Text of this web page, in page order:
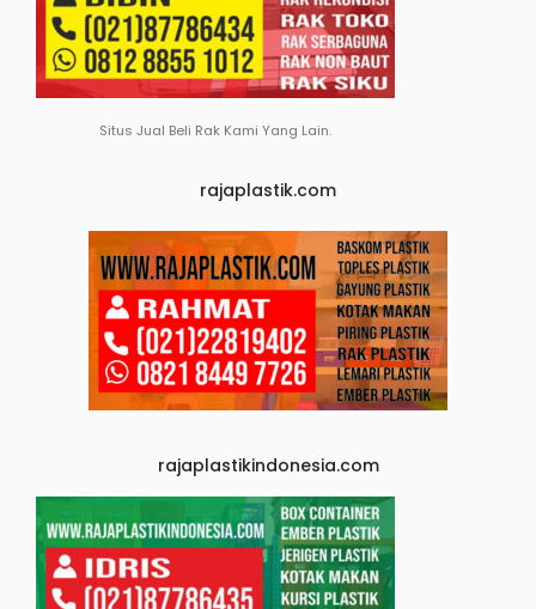
Situs Jual Beli Rak Kami Yang Lain.
rajaplastik.com
rajaplastikindonesia.com